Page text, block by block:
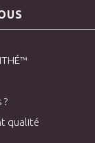
?
qualité